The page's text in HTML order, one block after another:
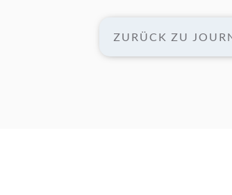
ZURÜCK ZU